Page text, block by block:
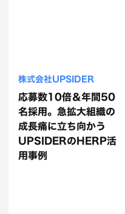
株式会社UPSIDER
応募数10倍＆年間50
名採用。急拡大組織の
成長痛に立ち向かう
UPSIDERのHERP活
用事例